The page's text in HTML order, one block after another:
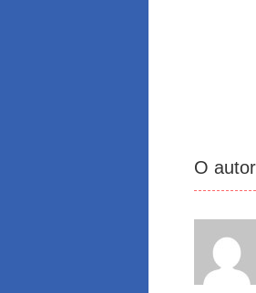
O